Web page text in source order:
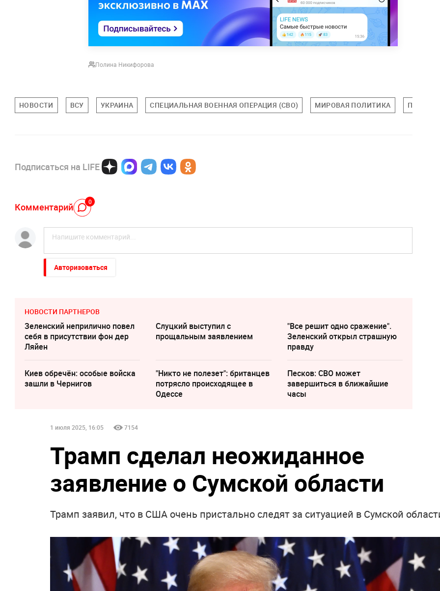
Полина Никифорова
НОВОСТИ ВСУ УКРАИНА СПЕЦИАЛЬНАЯ ВОЕННАЯ ОПЕРАЦИЯ (СВО) МИРОВАЯ ПОЛИТИКА
Подписаться на LIFE
Комментарий 0
Авторизоваться
НОВОСТИ ПАРТНЕРОВ
Зеленский неприлично повел
cебя в присутствии фон дер
Ляйен
Слуцкий выступил с
прощальным заявлением
"Все решит одно сражение".
Зеленский открыл страшную
правду
Киев обречён: особые войска
зашли в Чернигов
"Никто не полезет": британцев
потрясло происходящее в
Одессе
Песков: СВО может
завершиться в ближайшие
часы
1 июля 2025, 16:05 7154
Трамп сделал неожиданное
заявление о Сумской области
Трамп заявил, что в США очень пристально следят за ситуацией в Сумской